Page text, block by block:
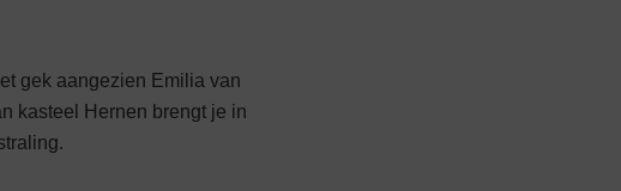
gek aangezien Emilia van
kasteel Hernen brengt je in